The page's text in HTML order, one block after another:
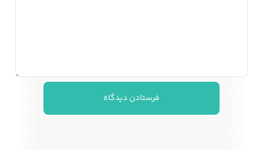
فرستادن دیدگاه